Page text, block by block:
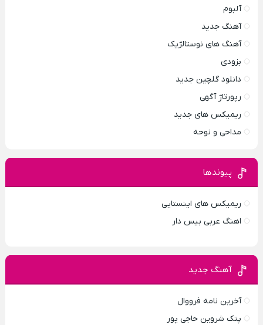
آلبوم
آهنگ جدید
آهنگ های نوستالژیک
بزودی
دانلود گلچین جدید
رپورتاژ آگهی
ریمیکس های جدید
مداحی و نوحه
پیوندها
ریمیکس های اینستایی
اهنگ عربی بیس دار
آهنگ جدید
آخرین نامه فرووال
پتک شروین حاجی پور